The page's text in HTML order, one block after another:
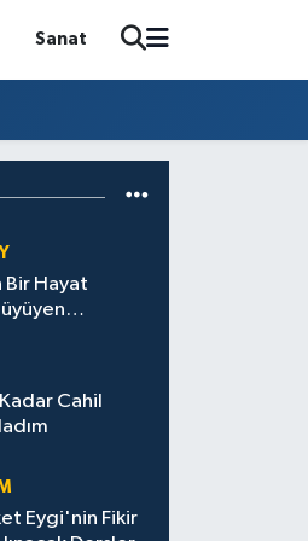
Sanat
Bir Hayat
Cahil
Eygi'nin Fikir